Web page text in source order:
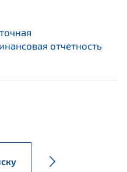
отчетность